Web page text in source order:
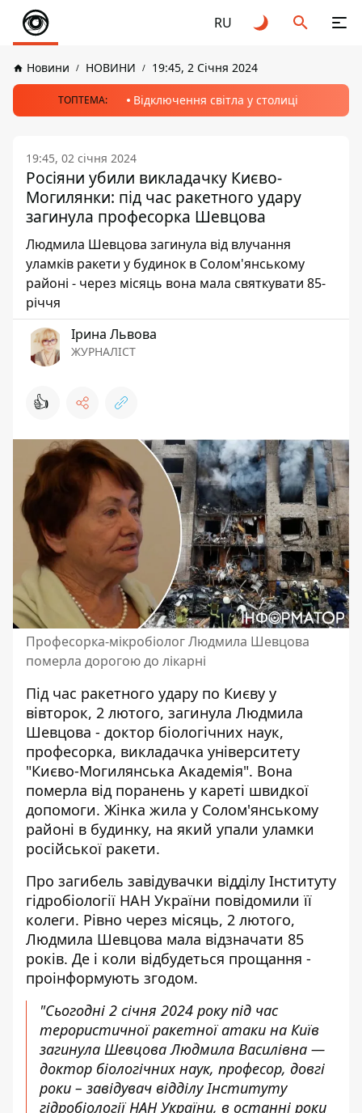
RU
Новини НОВИНИ 19:45, 2 Січня 2024
ТОПТЕМА: Відключення світла у столиці
19:45, 02 січня 2024
Росіяни убили викладачку Києво-
Могилянки: під час ракетного удару
загинула професорка Шевцова
Людмила Шевцова загинула від влучання
уламків ракети у будинок в Солом'янському
районі - через місяць вона мала святкувати 85-
річчя
Ірина Львова
ЖУРНАЛІСТ
👍
Професорка-мікробіолог Людмила Шевцова
померла дорогою до лікарні
Під час ракетного удару по Києву у
вівторок, 2 лютого, загинула Людмила
Шевцова - доктор біологічних наук,
професорка, викладачка університету
"Києво-Могилянська Академія". Вона
померла від поранень у кареті швидкої
допомоги. Жінка жила у Солом'янському
районі в будинку, на який упали уламки
російської ракети.
Про загибель завідувачки відділу Інституту
гідробіології НАН України повідомили її
колеги. Рівно через місяць, 2 лютого,
Людмила Шевцова мала відзначати 85
років. Де і коли відбудеться прощання -
проінформують згодом.
"Сьогодні 2 січня 2024 року під час
терористичної ракетної атаки на Київ
загинула Шевцова Людмила Василівна —
доктор біологічних наук, професор, довгі
роки – завідувач відділу Інституту
гідробіології НАН України, в останні роки